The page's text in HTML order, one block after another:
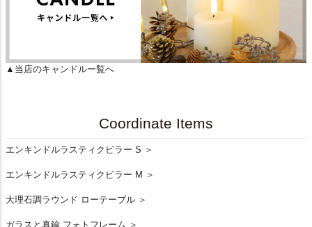
▲当店のキャンドルー覧へ
Coordinate Items
エンキンドルラスティクピラー S ＞
エンキンドルラスティクピラー M ＞
大理石調ラウンド ローテーブル ＞
ガラスと真鍮 フォトフレーム ＞